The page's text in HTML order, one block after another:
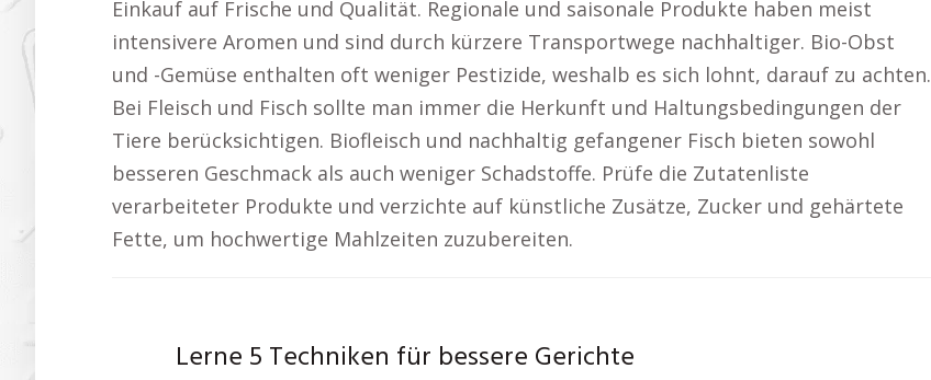
Einkauf auf Frische und Qualität. Regionale und saisonale Produkte haben meist
intensivere Aromen und sind durch kürzere Transportwege nachhaltiger. Bio-Obst
und -Gemüse enthalten oft weniger Pestizide, weshalb es sich lohnt, darauf zu achten.
Bei Fleisch und Fisch sollte man immer die Herkunft und Haltungsbedingungen der
Tiere berücksichtigen. Biofleisch und nachhaltig gefangener Fisch bieten sowohl
besseren Geschmack als auch weniger Schadstoffe. Prüfe die Zutatenliste
verarbeiteter Produkte und verzichte auf künstliche Zusätze, Zucker und gehärtete
Fette, um hochwertige Mahlzeiten zuzubereiten.
Lerne 5 Techniken für bessere Gerichte